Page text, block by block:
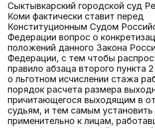
Сыктывкарский городской суд
Коми фактически ставит перед
Конституционным Судом
Федерации вопрос о
положений данного Закона
Федерации, с тем чтобы
правило абзаца второго пункта 2
о льготном исчислении стажа
порядок расчета размера
причитающегося выходящим в
судьям, и тем самым установить
применительно к лицам,